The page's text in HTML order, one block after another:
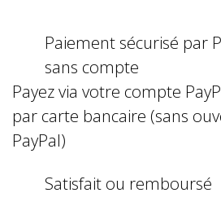
Paiement sécurisé par
sans compte
Payez via votre compte
par carte bancaire (sans
PayPal)
Satisfait ou remboursé